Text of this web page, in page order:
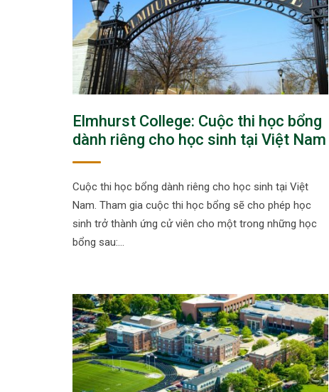
Elmhurst College: Cuộc thi học bổng
dành riêng cho học sinh tại Việt Nam
Cuộc thi học bổng dành riêng cho học sinh tại Việt
Nam. Tham gia cuộc thi học bổng sẽ cho phép học
sinh trở thành ứng cử viên cho một trong những học
bổng sau:…